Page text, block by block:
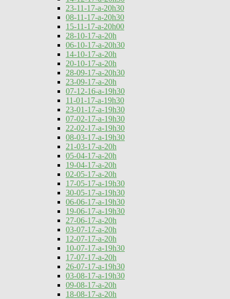
23-11-17-a-20h30
08-11-17-a-20h30
15-11-17-a-20h00
28-10-17-a-20h
06-10-17-a-20h30
14-10-17-a-20h
20-10-17-a-20h
28-09-17-a-20h30
23-09-17-a-20h
07-12-16-a-19h30
11-01-17-a-19h30
23-01-17-a-19h30
07-02-17-a-19h30
22-02-17-a-19h30
08-03-17-a-19h30
21-03-17-a-20h
05-04-17-a-20h
19-04-17-a-20h
02-05-17-a-20h
17-05-17-a-19h30
30-05-17-a-19h30
06-06-17-a-19h30
19-06-17-a-19h30
27-06-17-a-20h
03-07-17-a-20h
12-07-17-a-20h
10-07-17-a-19h30
17-07-17-a-20h
26-07-17-a-19h30
03-08-17-a-19h30
09-08-17-a-20h
18-08-17-a-20h